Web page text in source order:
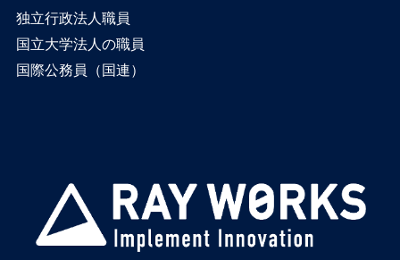
独立行政法人職員
国立大学法人の職員
国際公務員（国連）